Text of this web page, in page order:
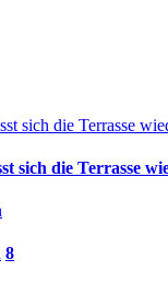
sich die Terrasse
8